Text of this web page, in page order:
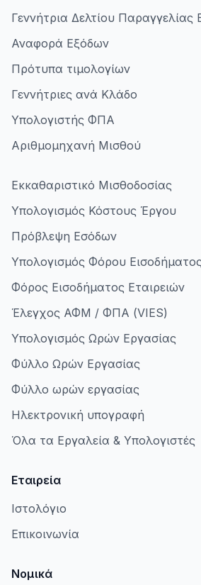
Γεννήτρια Δελτίου Παραγγελίας
Αναφορά Εξόδων
Πρότυπα τιμολογίων
Γεννήτριες ανά Κλάδο
Υπολογιστής ΦΠΑ
Αριθμομηχανή Μισθού
Εκκαθαριστικό Μισθοδοσίας
Υπολογισμός Κόστους Έργου
Πρόβλεψη Εσόδων
Υπολογισμός Φόρου
Φόρος Εισοδήματος Εταιρειών
Έλεγχος ΑΦΜ / ΦΠΑ (VIES)
Υπολογισμός Ωρών Εργασίας
Φύλλο Ωρών Εργασίας
Φύλλο ωρών εργασίας
Ηλεκτρονική υπογραφή
Όλα τα Εργαλεία & Υπολογιστές
Εταιρεία
Ιστολόγιο
Επικοινωνία
Νομικά